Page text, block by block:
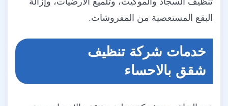
البقع المستعصية من المفروشات.
خدمات شركة تنظيف
شقق بالاحساء